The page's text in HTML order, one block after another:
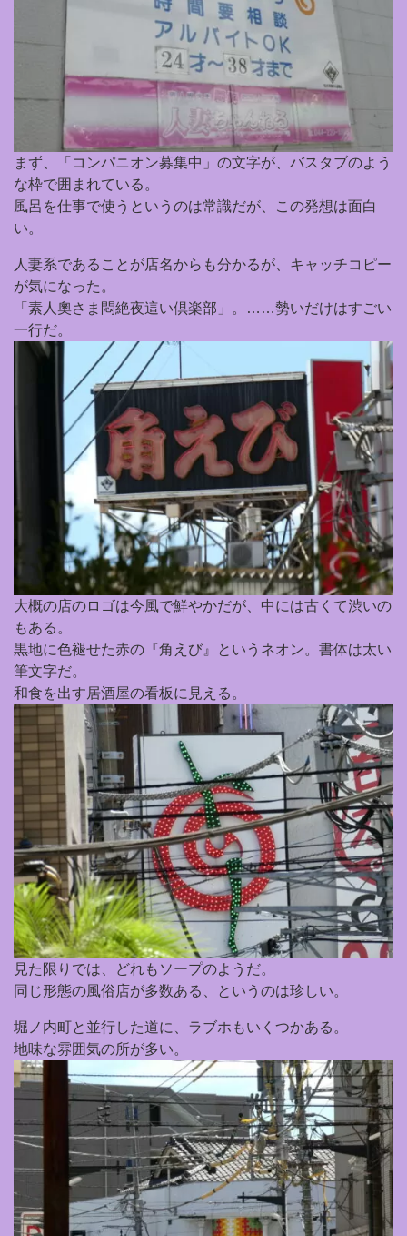
まず、「コンパニオン募集中」の文字が、バスタブのよう
な枠で囲まれている。
風呂を仕事で使うというのは常識だが、この発想は面白
い。
人妻系であることが店名からも分かるが、キャッチコピー
が気になった。
「素人奧さま悶絶夜這い倶楽部」。……勢いだけはすごい
一行だ。
大概の店のロゴは今風で鮮やかだが、中には古くて渋いの
もある。
黒地に色褪せた赤の『角えび』というネオン。書体は太い
筆文字だ。
和食を出す居酒屋の看板に見える。
見た限りでは、どれもソープのようだ。
同じ形態の風俗店が多数ある、というのは珍しい。
堀ノ内町と並行した道に、ラブホもいくつかある。
地味な雰囲気の所が多い。